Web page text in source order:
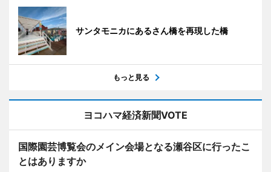
サンタモニカにあるさん橋を再現した橋
もっと見る
ヨコハマ経済新聞VOTE
国際園芸博覧会のメイン会場となる瀬谷区に行ったこ
とはありますか